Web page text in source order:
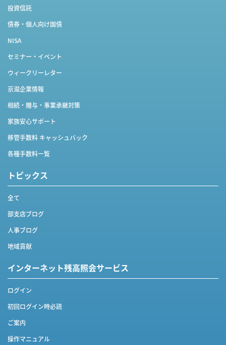
投資信託
債券・個人向け国債
NISA
セミナー・イベント
ウィークリーレター
京滋企業情報
相続・贈与・事業承継対策
家族安心サポート
移管手数料 キャッシュバック
各種手数料一覧
トピックス
全て
部支店ブログ
人事ブログ
地域貢献
インターネット残高照会サービス
ログイン
初回ログイン時必読
ご案内
操作マニュアル